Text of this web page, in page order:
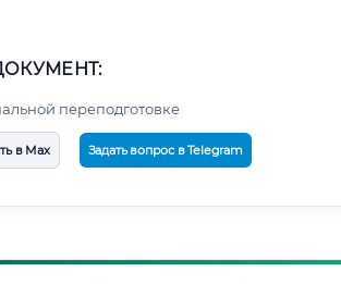
переподготовке
в Max Задать вопрос в Telegram